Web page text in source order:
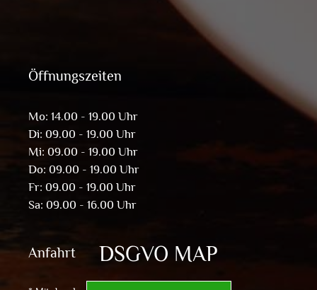
Öffnungszeiten
Mo: 14.00 - 19.00 Uhr
Di: 09.00 - 19.00 Uhr
Mi: 09.00 - 19.00 Uhr
Do: 09.00 - 19.00 Uhr
Fr: 09.00 - 19.00 Uhr
Sa: 09.00 - 16.00 Uhr
Anfahrt DSGVO MAP